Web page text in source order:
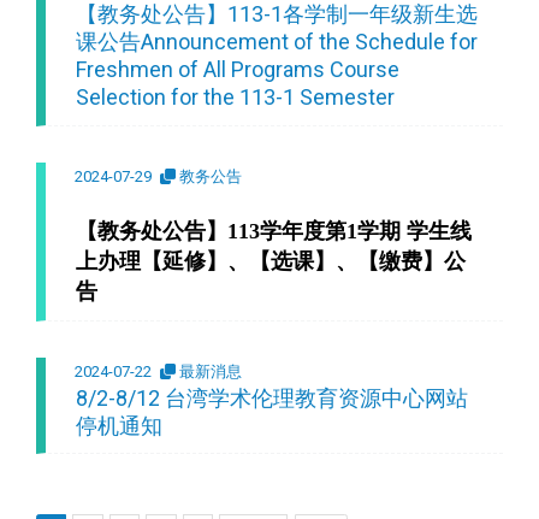
【教务处公告】113-1各学制一年级新生选
课公告Announcement of the Schedule for
Freshmen of All Programs Course
Selection for the 113-1 Semester
2024-07-29 教务公告
【教务处公告】113学年度第1学期 学生线
上办理【延修】、【选课】、【缴费】公
告
2024-07-22 最新消息
8/2-8/12 台湾学术伦理教育资源中心网站
停机通知